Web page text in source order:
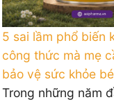
5 sai lầm phổ biến
công thức mà mẹ
bảo vệ sức khỏe bé
Trong những năm